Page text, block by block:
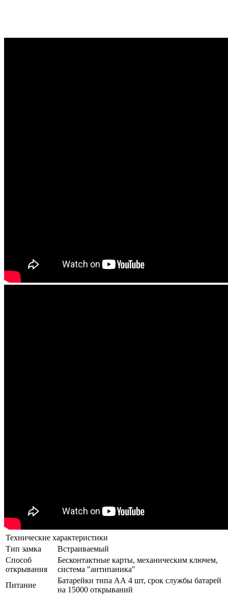
Технические характеристики
Тип замка
Встраиваемый
Способ
открывания
Бесконтактные карты, механическим ключем,
система "антипаника"
Питание
Батарейки типа АА 4 шт, срок службы батарей
на 15000 открываний